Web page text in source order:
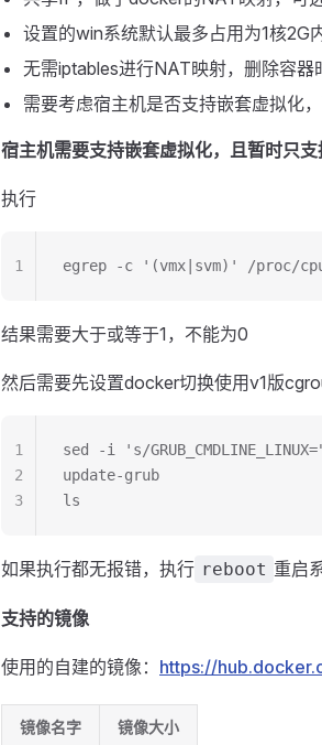
设置的win系统默认最多占用为1核2G
无需iptables进行NAT映射，删除容
需要考虑宿主机是否支持嵌套虚拟化
宿主机需要支持嵌套虚拟化，且暂时只
执行
egrep -c '(vmx|svm)' /proc/
1
结果需要大于或等于1，不能为0
然后需要先设置docker切换使用v1版
sed -i 's/
update-grub
ls
1
2
3
如果执行都无报错，执行 reboot 重启
支持的镜像
使用的自建的镜像： https://
镜像名字 镜像大小